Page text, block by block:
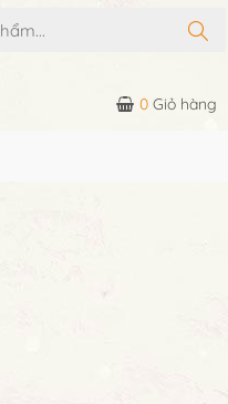
0 Giỏ hàng